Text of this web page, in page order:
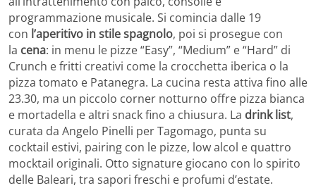
programmazione musicale. Si comincia dalle 19
con l’aperitivo in stile spagnolo, poi si prosegue con
la cena: in menu le pizze “Easy”, “Medium” e “Hard” di
Crunch e fritti creativi come la crocchetta iberica o la
pizza tomato e Patanegra. La cucina resta attiva fino alle
23.30, ma un piccolo corner notturno offre pizza bianca
e mortadella e altri snack fino a chiusura. La drink list,
curata da Angelo Pinelli per Tagomago, punta su
cocktail estivi, pairing con le pizze, low alcol e quattro
mocktail originali. Otto signature giocano con lo spirito
delle Baleari, tra sapori freschi e profumi d’estate.